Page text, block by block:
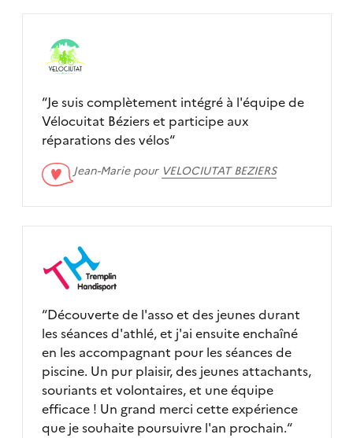
“Je suis complètement intégré à l'équipe de
Vélocuitat Béziers et participe aux
réparations des vélos“
Jean-Marie pour VELOCIUTAT BEZIERS
“Découverte de l'asso et des jeunes durant
les séances d'athlé, et j'ai ensuite enchaîné
en les accompagnant pour les séances de
piscine. Un pur plaisir, des jeunes attachants,
souriants et volontaires, et une équipe
efficace ! Un grand merci cette expérience
que je souhaite poursuivre l'an prochain.“